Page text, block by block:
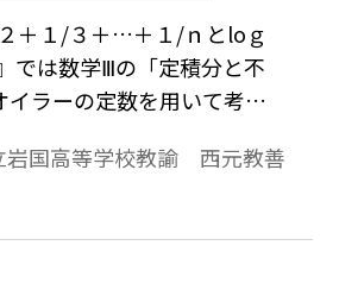
＋１/３＋…＋１/ｎとloｇ
では数学Ⅲの「定積分と不
ラーの定数を用いて考察
ついて，ともに無限級数の
エディタ」で作成されてい
岩国高等学校教諭 西元教善